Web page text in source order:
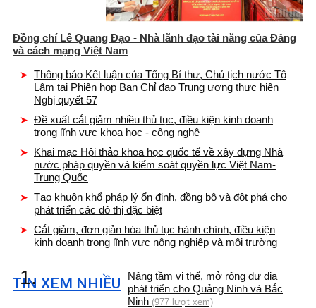
Đồng chí Lê Quang Đạo - Nhà lãnh đạo tài năng của Đảng
và cách mạng Việt Nam
Thông báo Kết luận của Tổng Bí thư, Chủ tịch nước Tô
Lâm tại Phiên họp Ban Chỉ đạo Trung ương thực hiện
Nghị quyết 57
Đề xuất cắt giảm nhiều thủ tục, điều kiện kinh doanh
trong lĩnh vực khoa học - công nghệ
Khai mạc Hội thảo khoa học quốc tế về xây dựng Nhà
nước pháp quyền và kiểm soát quyền lực Việt Nam-
Trung Quốc
Tạo khuôn khổ pháp lý ổn định, đồng bộ và đột phá cho
phát triển các đô thị đặc biệt
Cắt giảm, đơn giản hóa thủ tục hành chính, điều kiện
kinh doanh trong lĩnh vực nông nghiệp và môi trường
TIN XEM NHIỀU
1.
Nâng tầm vị thế, mở rộng dư địa
phát triển cho Quảng Ninh và Bắc
Ninh (977 lượt xem)